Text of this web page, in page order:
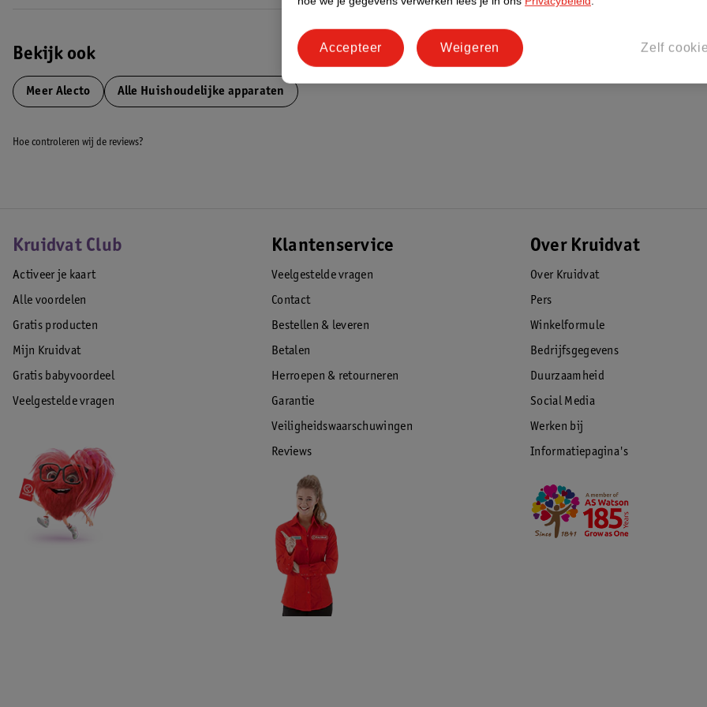
Bekijk ook
Meer Alecto Alle Huishoudelijke apparaten
Hoe controleren wij de reviews?
Kruidvat Club
Activeer je kaart
Alle voordelen
Gratis producten
Mijn Kruidvat
Gratis babyvoordeel
Veelgestelde vragen
Klantenservice
Veelgestelde vragen
Contact
Bestellen & leveren
Betalen
Herroepen & retourneren
Garantie
Veiligheidswaarschuwingen
Reviews
Over Kruidvat
Over Kruidvat
Pers
Winkelformule
Bedrijfsgegevens
Duurzaamheid
Social Media
Werken bij
Informatiepagina's
Zelf
Weigeren
Accepteer